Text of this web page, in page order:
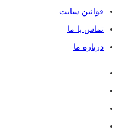
قوانین سایت
تماس با ما
درباره ما